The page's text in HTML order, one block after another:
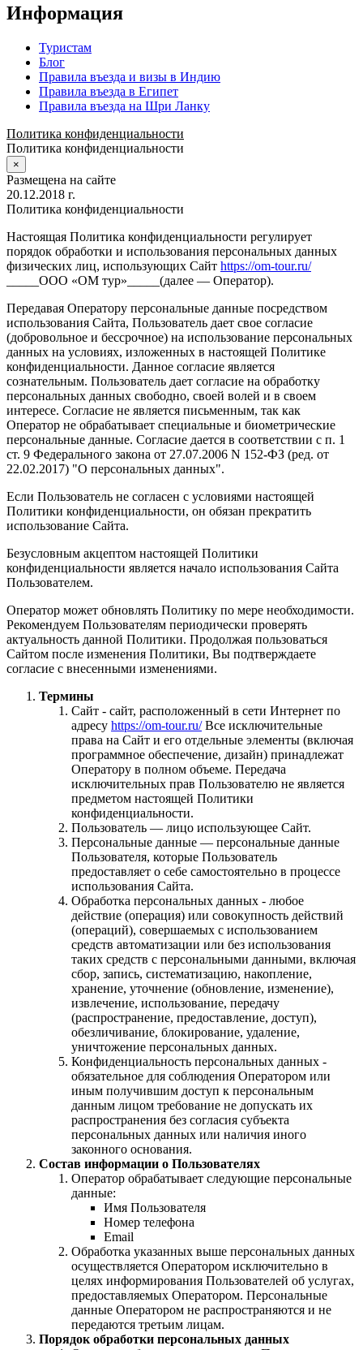
Информация
Туристам
Блог
Правила въезда и визы в Индию
Правила въезда в Египет
Правила въезда на Шри Ланку
Политика конфиденциальности
Политика конфиденциальности
×
Размещена на сайте
20.12.2018 г.
Политика конфиденциальности
Настоящая Политика конфиденциальности регулирует
порядок обработки и использования персональных данных
физических лиц, использующих Сайт https://om-tour.ru/
_____ООО «ОМ тур»_____(далее — Оператор).
Передавая Оператору персональные данные посредством
использования Сайта, Пользователь дает свое согласие
(добровольное и бессрочное) на использование персональных
данных на условиях, изложенных в настоящей Политике
конфиденциальности. Данное согласие является
сознательным. Пользователь дает согласие на обработку
персональных данных свободно, своей волей и в своем
интересе. Согласие не является письменным, так как
Оператор не обрабатывает специальные и биометрические
персональные данные. Согласие дается в соответствии с п. 1
ст. 9 Федерального закона от 27.07.2006 N 152-ФЗ (ред. от
22.02.2017) "О персональных данных".
Если Пользователь не согласен с условиями настоящей
Политики конфиденциальности, он обязан прекратить
использование Сайта.
Безусловным акцептом настоящей Политики
конфиденциальности является начало использования Сайта
Пользователем.
Оператор может обновлять Политику по мере необходимости.
Рекомендуем Пользователям периодически проверять
актуальность данной Политики. Продолжая пользоваться
Сайтом после изменения Политики, Вы подтверждаете
согласие с внесенными изменениями.
Термины
Сайт - сайт, расположенный в сети Интернет по
адресу https://om-tour.ru/Все исключительные
права на Сайт и его отдельные элементы (включая
программное обеспечение, дизайн) принадлежат
Оператору в полном объеме. Передача
исключительных прав Пользователю не является
предметом настоящей Политики
конфиденциальности.
Пользователь — лицо использующее Сайт.
Персональные данные — персональные данные
Пользователя, которые Пользователь
предоставляет о себе самостоятельно в процессе
использования Сайта.
Обработка персональных данных - любое
действие (операция) или совокупность действий
(операций), совершаемых с использованием
средств автоматизации или без использования
таких средств с персональными данными, включая
сбор, запись, систематизацию, накопление,
хранение, уточнение (обновление, изменение),
извлечение, использование, передачу
(распространение, предоставление, доступ),
обезличивание, блокирование, удаление,
уничтожение персональных данных.
Конфиденциальность персональных данных -
обязательное для соблюдения Оператором или
иным получившим доступ к персональным
данным лицом требование не допускать их
распространения без согласия субъекта
персональных данных или наличия иного
законного основания.
Состав информации о Пользователях
Оператор обрабатывает следующие персональные
данные:
Имя Пользователя
Номер телефона
Email
Обработка указанных выше персональных данных
осуществляется Оператором исключительно в
целях информирования Пользователей об услугах,
предоставляемых Оператором. Персональные
данные Оператором не распространяются и не
передаются третьим лицам.
Порядок обработки персональных данных